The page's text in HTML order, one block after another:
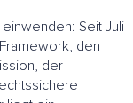
Seit Juli
den
der